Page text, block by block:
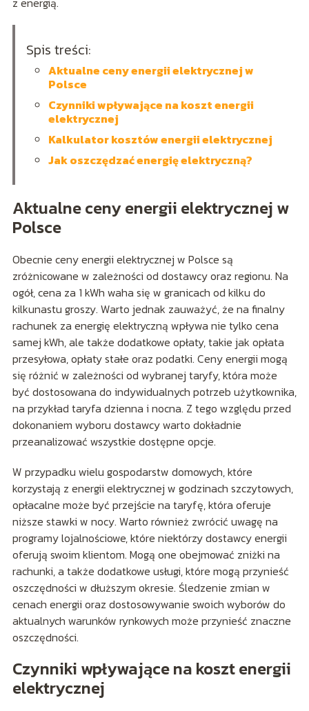
Spis treści:
Aktualne ceny energii elektrycznej w
Polsce
Czynniki wpływające na koszt energii
elektrycznej
Kalkulator kosztów energii elektrycznej
Jak oszczędzać energię elektryczną?
Aktualne ceny energii elektrycznej w
Polsce
Obecnie ceny energii elektrycznej w Polsce są
zróżnicowane w zależności od dostawcy oraz regionu. Na
ogół, cena za 1 kWh waha się w granicach od kilku do
kilkunastu groszy. Warto jednak zauważyć, że na finalny
rachunek za energię elektryczną wpływa nie tylko cena
samej kWh, ale także dodatkowe opłaty, takie jak opłata
przesyłowa, opłaty stałe oraz podatki. Ceny energii mogą
się różnić w zależności od wybranej taryfy, która może
być dostosowana do indywidualnych potrzeb użytkownika,
na przykład taryfa dzienna i nocna. Z tego względu przed
dokonaniem wyboru dostawcy warto dokładnie
przeanalizować wszystkie dostępne opcje.
W przypadku wielu gospodarstw domowych, które
korzystają z energii elektrycznej w godzinach szczytowych,
opłacalne może być przejście na taryfę, która oferuje
niższe stawki w nocy. Warto również zwrócić uwagę na
programy lojalnościowe, które niektórzy dostawcy energii
oferują swoim klientom. Mogą one obejmować zniżki na
rachunki, a także dodatkowe usługi, które mogą przynieść
oszczędności w dłuższym okresie. Śledzenie zmian w
cenach energii oraz dostosowywanie swoich wyborów do
aktualnych warunków rynkowych może przynieść znaczne
oszczędności.
Czynniki wpływające na koszt energii
elektrycznej